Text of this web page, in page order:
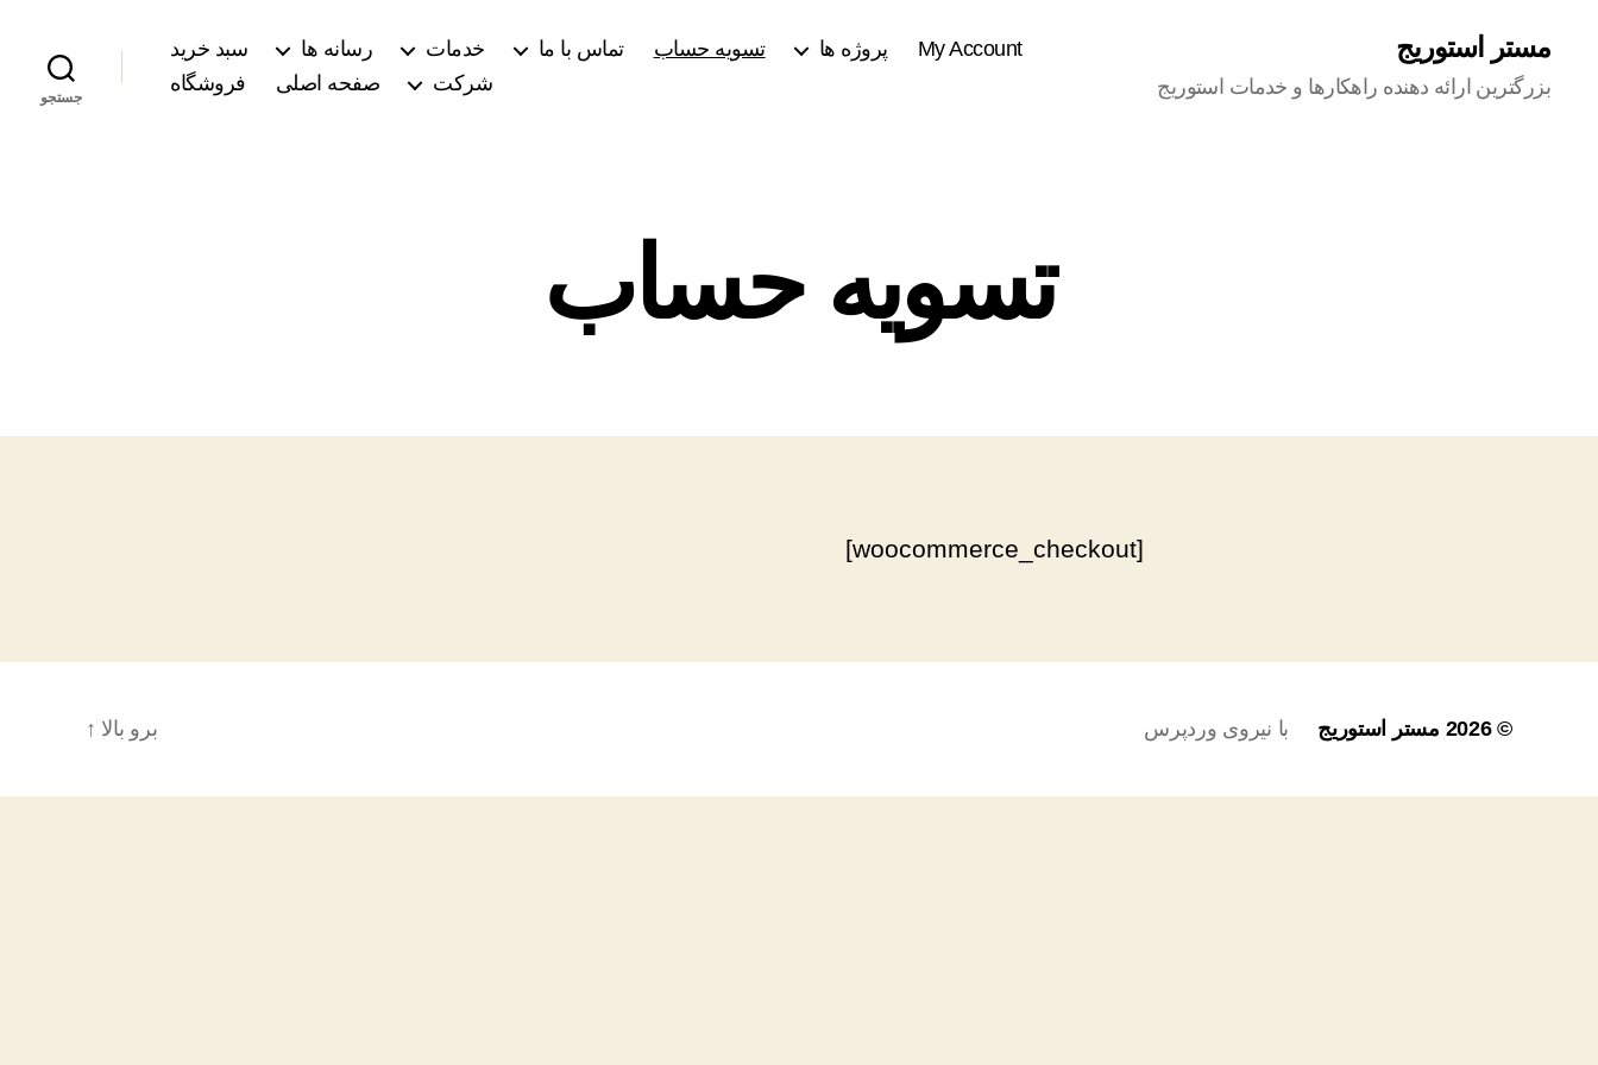
مستر استوریج
بزرگترین ارائه دهنده راهکارها و خدمات استوریج
My Account پروژه ها تسویه حساب تماس با ما خدمات رسانه ها
سبد خرید
شرکت
صفحه اصلی فروشگاه
جستجو
تسویه حساب
[woocommerce_checkout]
© 2026 مستر استوریج با نیروی وردپرس برو بالا ↑